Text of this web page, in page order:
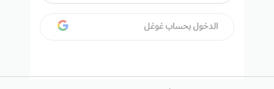
الدخول بحساب غوغل